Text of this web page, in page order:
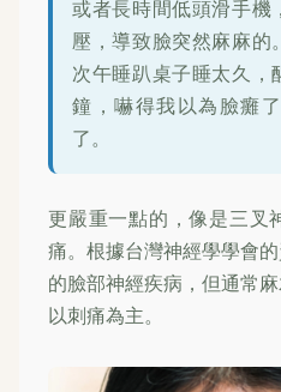
或者長時間低頭滑手機
壓，導致臉突然麻麻的
次午睡趴桌子睡太久，
鐘，嚇得我以為臉癱
了。
更嚴重一點的，像是三叉
痛。根據台灣神經學學會
的臉部神經疾病，但通常
以刺痛為主。